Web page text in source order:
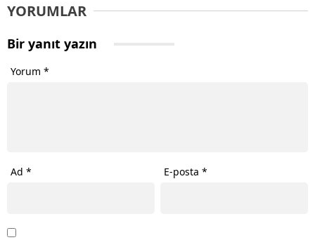
YORUMLAR
Bir yanıt yazın
Yorum *
Ad * E-posta*